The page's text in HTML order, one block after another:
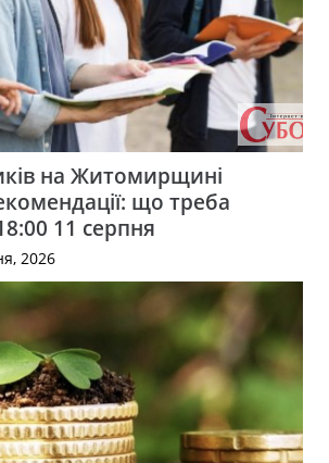
на Житомирщині
що треба
11 серпня
2026